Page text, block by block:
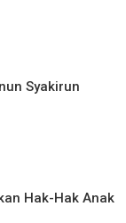
Syakirun
Hak-Hak Anak